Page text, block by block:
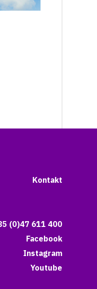
Kontakt
(0)47 611 400
Facebook
Instagram
Youtube